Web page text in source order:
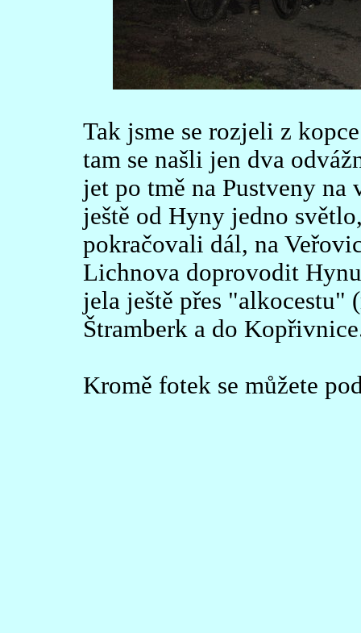
Tak jsme se rozjeli z
tam se našli jen dva
jet po tmě na Pustveny
ještě od Hyny jedno
pokračovali dál, na
Lichnova doprovodit
jela ještě přes "alkocestu"
Štramberk a do
Kromě fotek se můžete